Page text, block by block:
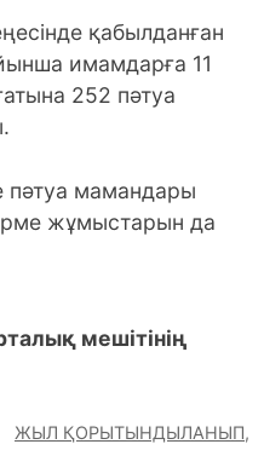
қабылданған
имамдарға 11
252 пәтуа
мамандары
жұмыстарын да
мешітінің
ЖЫЛ ҚОРЫТЫНДЫЛАНЫП,